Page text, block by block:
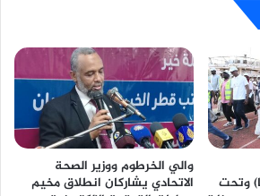
وتحت
والي الخرطوم ووزير الصحة
الاتحادي يشاركان انطلاق مخيم